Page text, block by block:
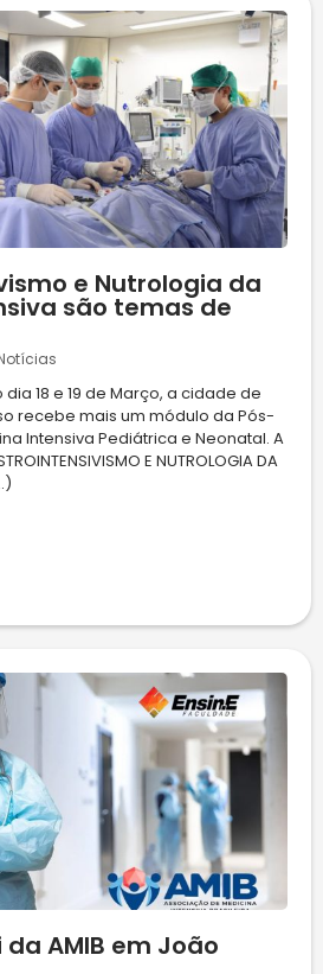
e Nutrologia da
são temas de
18 e 19 de Março, a cidade de
recebe mais um módulo da Pós-
Intensiva Pediátrica e Neonatal. A
E NUTROLOGIA DA
AMIB em João